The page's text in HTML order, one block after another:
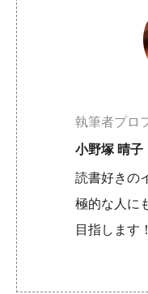
執筆者プロ
小野塚 晴子
読書好きの
極的な人に
目指します！